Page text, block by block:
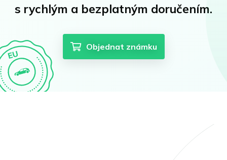
s rychlým a bezplatným doručením.
Objednat známku